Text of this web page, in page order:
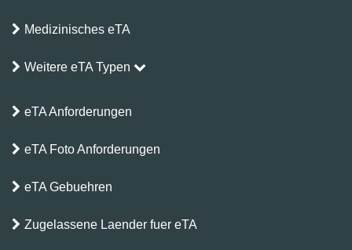
Medizinisches eTA
Weitere eTA Typen
eTA Anforderungen
eTA Foto Anforderungen
eTA Gebuehren
Zugelassene Laender fuer eTA